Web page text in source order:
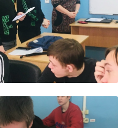
в образовательной